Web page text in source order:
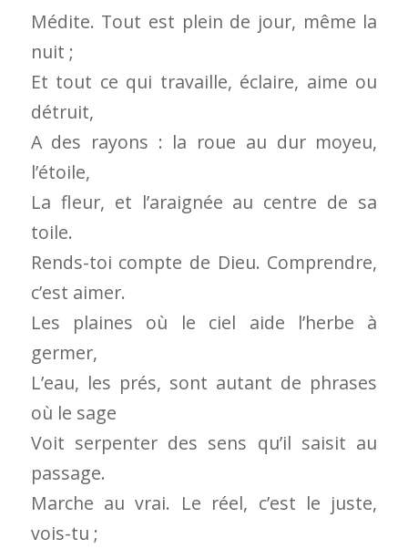
Médite. Tout est plein de jour, même la
nuit ;
Et tout ce qui travaille, éclaire, aime ou
détruit,
A des rayons : la roue au dur moyeu,
l’étoile,
La fleur, et l’araignée au centre de sa
toile.
Rends-toi compte de Dieu. Comprendre,
c’est aimer.
Les plaines où le ciel aide l’herbe à
germer,
L’eau, les prés, sont autant de phrases
où le sage
Voit serpenter des sens qu’il saisit au
passage.
Marche au vrai. Le réel, c’est le juste,
vois-tu ;